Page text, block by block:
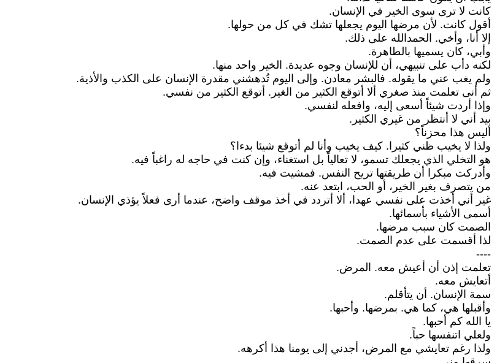
كانت لا ترى سوى الخير في الإنسان.
أقول كانت. لأن مرضها اليوم يجعلها تشك في كل من حولها.
إلا أنا، وأخي. الحمدالله على ذلك.
وأبي، كان يسميها بالطاهرة.
لكنه دأب على تنبيهي، أن للإنسان وجوه عديدة. الخير واحد منها.
ولم يغب عني ما يقوله. فالبشر معادن. وإلى اليوم تُدهشني مقدرة الإنسان على الكذب والأذية.
ثم أنى تعلمت منذ صغري ألا أتوقع الكثير من الغير. أتوقع الكثير من نفسي.
وإذا أردت شيئاً أسعى إليه، وافعله لنفسي.
بيد أني لا أنتظر من غيري الكثير.
أليس هذا محزناً؟
ولذا لا يخيب ظني كثيرا. كيف يخيب وأنا لم أتوقع شيئا بدءا؟
هو التخلي الذي يجعلك تسمو، لا تعالياً بل استغناء، وإن كنت في حاجه له راغباً فيه.
وأدركت مبكرا أن طريقتها تريح النفس. فمشيت فيه.
من يتصرف بغير الخير، أو الحب، ابتعد عنه.
غير أني أخذت على نفسي عهدا، ألا أتردد في أخذ موقف واضح، عندما أرى فعلاً يؤذي الإنسان.
أسمى الأشياء بأسمائها.
الصمت كان سبب مرضها.
لذا أقسمت على عدم الصمت.
----
تعلمت إذن أن أعيش معه. المرض.
أتعايش معه.
سمة الإنسان. أن يتأقلم.
وأقبلها هي، كما هي. بمرضها. وأحبها.
يا الله كم أحبها.
ولعلي اتنفسها حباً.
ولذا رغم تعايشي مع المرض، أجدني إلى يومنا هذا أكرهه.